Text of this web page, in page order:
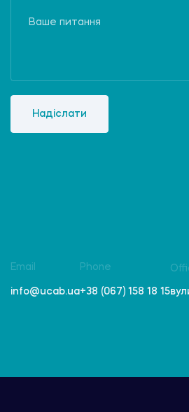
Надіслати
Email
info@ucab.ua
Phone
+38 (067) 158 18 15